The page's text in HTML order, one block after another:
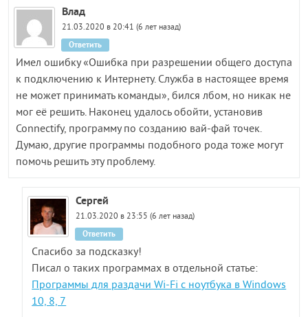
Влад
21.03.2020 в 20:41 (6 лет назад)
Имел ошибку «Ошибка при разрешении общего доступа
к подключению к Интернету. Служба в настоящее время
не может принимать команды», бился лбом, но никак не
мог её решить. Наконец удалось обойти, установив
Connectify, программу по созданию вай-фай точек.
Думаю, другие программы подобного рода тоже могут
помочь решить эту проблему.
Ответить
Сергей
21.03.2020 в 23:55 (6 лет назад)
Спасибо за подсказку!
Писал о таких программах в отдельной статье:
Программы для раздачи Wi-Fi с ноутбука в Windows
10, 8, 7
Ответить